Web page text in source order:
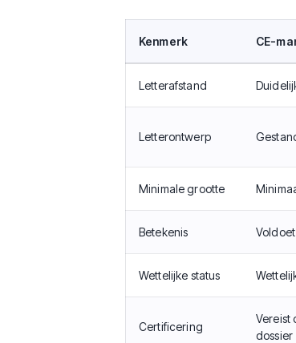
Kenmerk CE-
Letterafstand
Letterontwerp
Minimale grootte
Betekenis
Wettelijke status
Certificering
Vereist
dossier